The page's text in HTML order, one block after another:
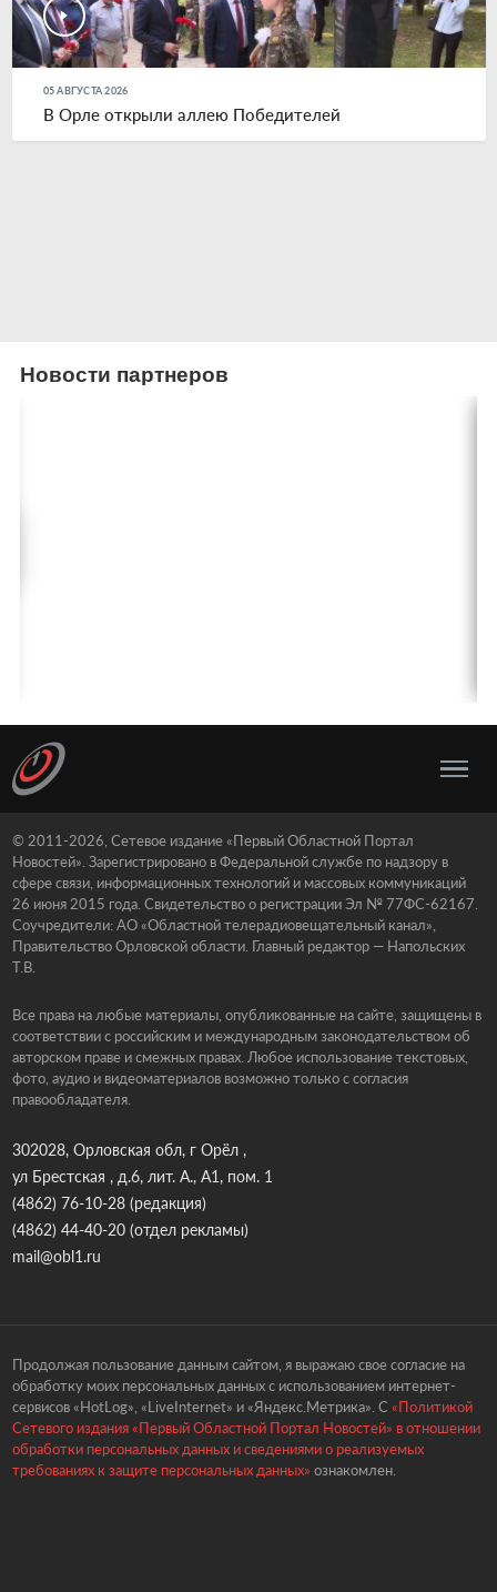
05 АВГУСТА 2026
В Орле открыли аллею Победителей
Новости партнеров
© 2011-2026, Сетевое издание «Первый Областной Портал
Новостей». Зарегистрировано в Федеральной службе по надзору в
сфере связи, информационных технологий и массовых коммуникаций
26 июня 2015 года. Свидетельство о регистрации Эл № 77ФС-62167.
Соучредители: АО «Областной телерадиовещательный канал»,
Правительство Орловской области. Главный редактор — Напольских
Т.В.
Все права на любые материалы, опубликованные на сайте, защищены в
соответствии с российским и международным законодательством об
авторском праве и смежных правах. Любое использование текстовых,
фото, аудио и видеоматериалов возможно только с согласия
правообладателя.
302028, Орловская обл, г Орёл ,
ул Брестская , д.6, лит. А., А1, пом. 1
(4862) 76-10-28(редакция)
(4862) 44-40-20(отдел рекламы)
mail@obl1.ru
Продолжая пользование данным сайтом, я выражаю свое согласие на
обработку моих персональных данных с использованием интернет-
сервисов «HotLog», «LiveInternet» и «Яндекс.Метрика». С «Политикой
Сетевого издания «Первый Областной Портал Новостей» в отношении
обработки персональных данных и сведениями о реализуемых
требованиях к защите персональных данных» ознакомлен.